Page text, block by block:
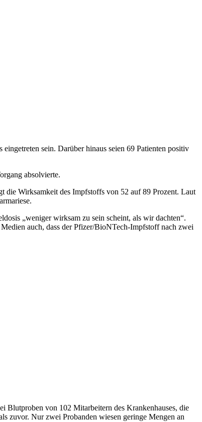
sein. Darüber hinaus seien 69 Patienten positiv
absolvierte.
die Wirksamkeit des Impfstoffs von 52 auf 89 Prozent. Laut
„weniger wirksam zu sein scheint, als wir dachten“.
auch, dass der Pfizer/BioNTech-Impfstoff nach zwei
Blutproben von 102 Mitarbeitern des Krankenhauses, die
zuvor. Nur zwei Probanden wiesen geringe Mengen an